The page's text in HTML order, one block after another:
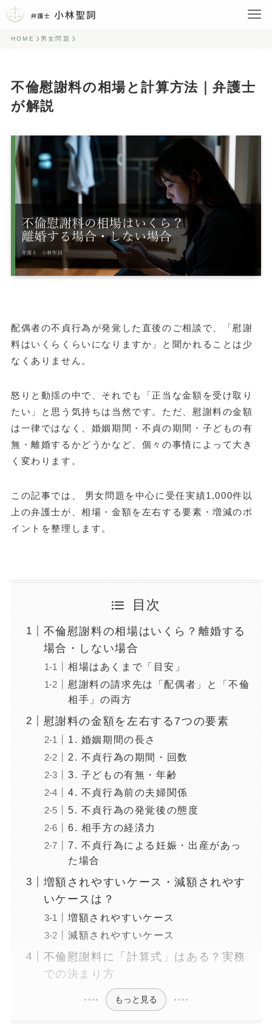
HOME 男女問題
不倫慰謝料の相場と計算方法｜弁護士
が解説
配偶者の不貞行為が発覚した直後のご相談で、「慰謝
料はいくらくらいになりますか」と聞かれることは少
なくありません。
怒りと動揺の中で、それでも「正当な金額を受け取り
たい」と思う気持ちは当然です。ただ、慰謝料の金額
は一律ではなく、婚姻期間・不貞の期間・子どもの有
無・離婚するかどうかなど、個々の事情によって大き
く変わります。
この記事では、 男女問題を中心に受任実績1,000件以
上の弁護士が、相場・金額を左右する要素・増減のポ
イントを整理します。
目次
不倫慰謝料の相場はいくら？離婚する
場合・しない場合
相場はあくまで「目安」
慰謝料の請求先は「配偶者」と「不倫
相手」の両方
慰謝料の金額を左右する7つの要素
1. 婚姻期間の長さ
2. 不貞行為の期間・回数
3. 子どもの有無・年齢
4. 不貞行為前の夫婦関係
5. 不貞行為の発覚後の態度
6. 相手方の経済力
7. 不貞行為による妊娠・出産があっ
た場合
増額されやすいケース・減額されやす
いケースは？
増額されやすいケース
減額されやすいケース
不倫慰謝料に「計算式」はある？実務
での決まり方
もっと見る